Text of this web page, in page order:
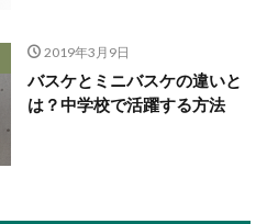
2019年3月9日
バスケとミニバスケの違いと
は？中学校で活躍する方法